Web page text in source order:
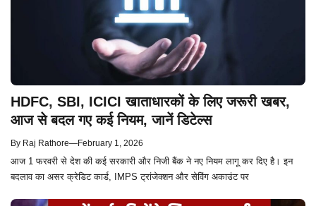
HDFC, SBI, ICICI खाताधारकों के लिए जरूरी खबर,
आज से बदल गए कई नियम, जानें डिटेल्स
By Raj Rathore—February 1, 2026
आज 1 फरवरी से देश की कई सरकारी और निजी बैंक ने नए नियम लागू कर दिए है। इन
बदलाव का असर क्रेडिट कार्ड, IMPS ट्रांजेक्शन और सेविंग अकाउंट पर